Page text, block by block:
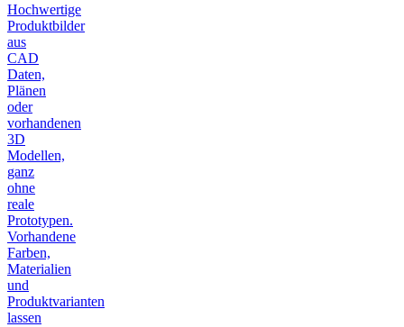
Hochwertige
Produktbilder
aus
CAD
Daten,
Plänen
oder
vorhandenen
3D
Modellen,
ganz
ohne
reale
Prototypen.
Vorhandene
Farben,
Materialien
und
Produktvarianten
lassen